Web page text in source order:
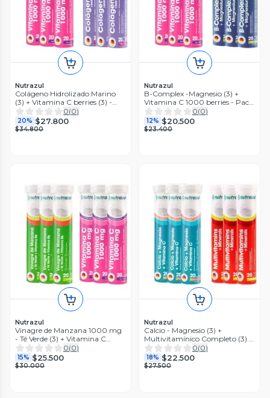
Nutrazul
Colágeno Hidrolizado Marino
(3) + Vitamina C berries (3) -
Pack 6 unidades
0(0)
20% $27.800
$34.800
Nutrazul
B-Complex -Magnesio (3) +
Vitamina C 1000 berries - Pack
6 unidades.
0(0)
12% $20.500
$23.400
Nutrazul
Vinagre de Manzana 1000 mg
- Té Verde (3) + Vitamina C
1000 mg berries - Pack 6
Unidades
0(0)
15% $25.500
$30.000
Nutrazul
Calcio - Magnesio (3) +
Multivitamínico Completo (3) -
Pack 6 unidades.
0(0)
18% $22.500
$27.500